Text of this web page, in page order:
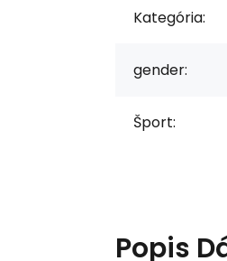
Kategória:
gender:
Šport:
Popis